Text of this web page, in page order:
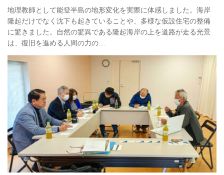
地理教師として能登半島の地形変化を実際に体感しました。海岸
隆起だけでなく沈下も起きていることや、多様な仮設住宅の整備
に驚きました。自然の驚異である隆起海岸の上を道路が走る光景
は、復旧を進める人間の力の…